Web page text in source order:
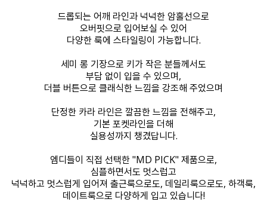
드롭되는 어깨 라인과 넉넉한 암홀선으로
오버핏으로 입어보실 수 있어
다양한 룩에 스타일링이 가능합니다.
세미 롱 기장으로 키가 작은 분들께서도
부담 없이 입을 수 있으며,
더블 버튼으로 클래식한 느낌을 강조해 주었으며
단정한 카라 라인은 깔끔한 느낌을 전해주고,
기본 포켓라인을 더해
실용성까지 챙겼답니다.
엠디들이 직접 선택한 "MD PICK" 제품으로,
심플하면서도 멋스럽고
넉넉하고 멋스럽게 입어져 출근룩으로도, 데일리룩으로도, 하객룩,
데이트룩으로 다양하게 입고 있습니다!